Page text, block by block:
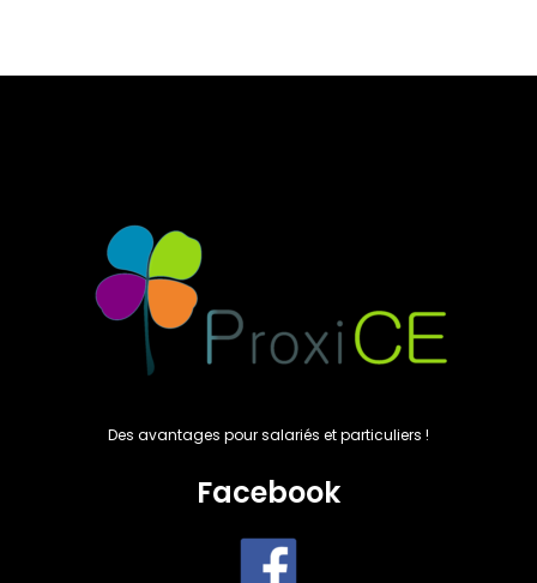
Des avantages pour salariés et particuliers !
Facebook